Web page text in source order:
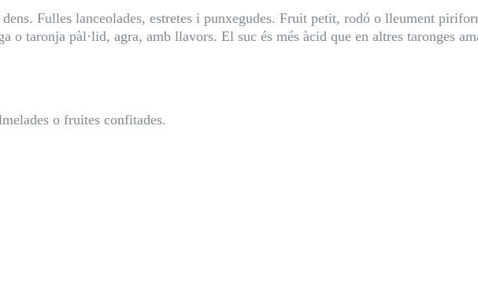
Fulles lanceolades, estretes i punxegudes. Fruit petit, rodó o lleument
o taronja pàl·lid, agra, amb llavors. El suc és més àcid que en altres taronges
o fruites confitades.